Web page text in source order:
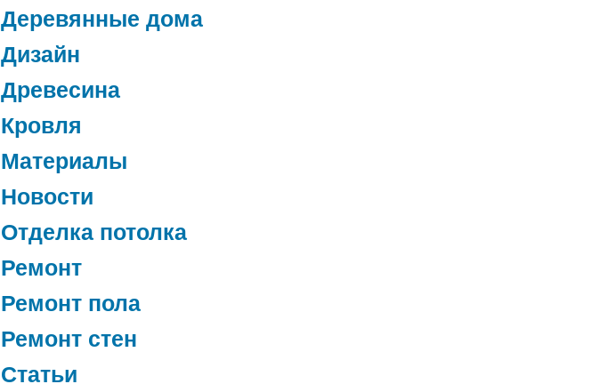
Деревянные дома
Дизайн
Древесина
Кровля
Материалы
Новости
Отделка потолка
Ремонт
Ремонт пола
Ремонт стен
Статьи